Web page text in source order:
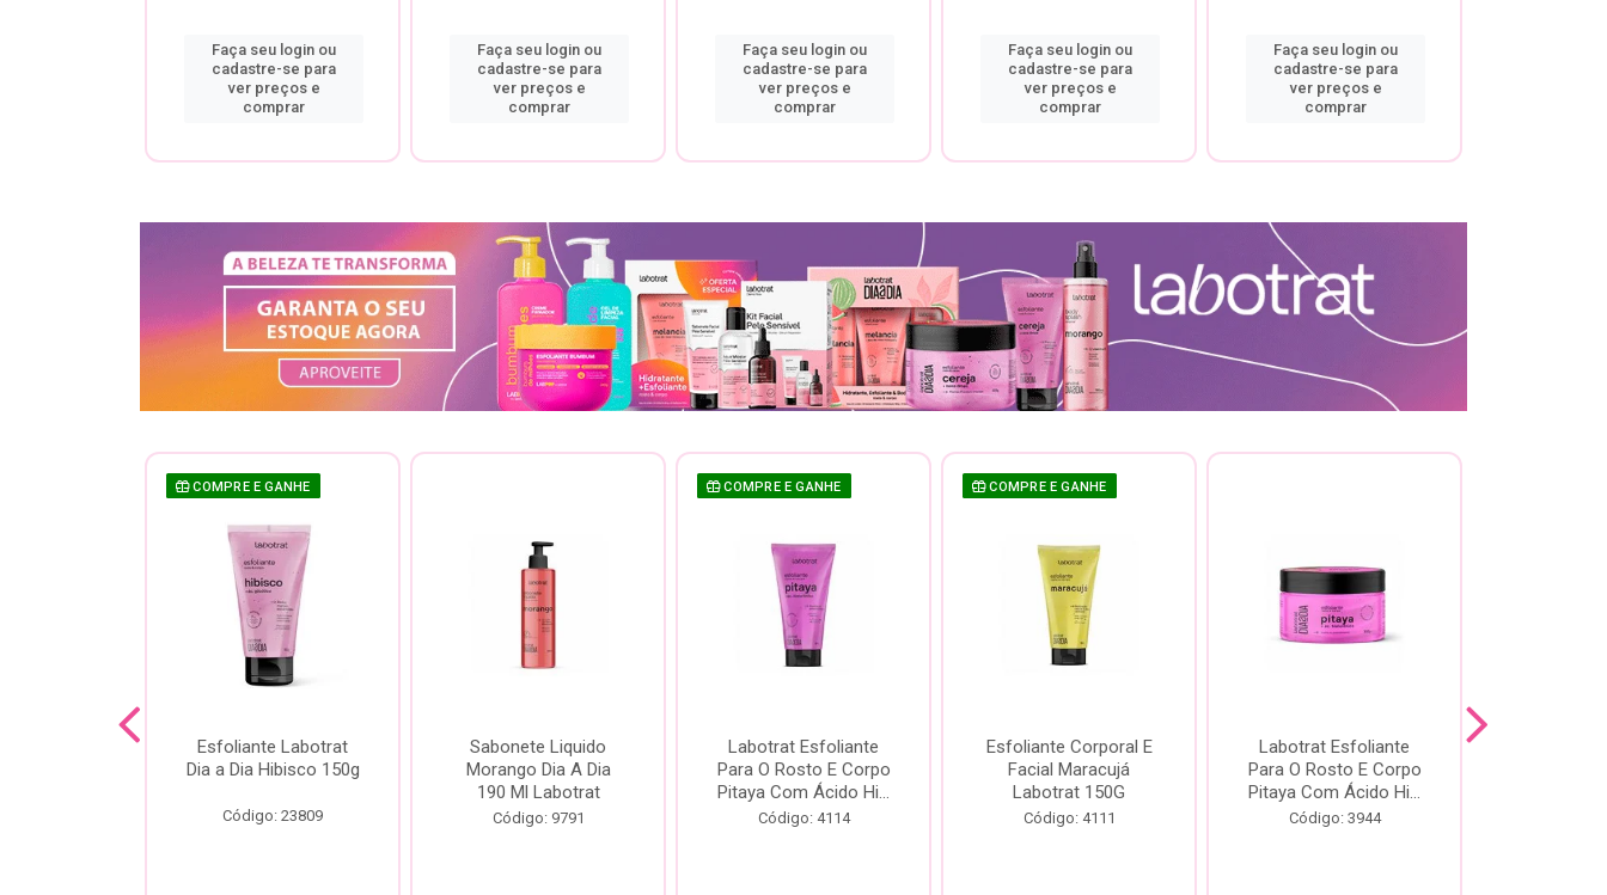
Faça seu login ou
cadastre-se para
ver preços e
comprar
Faça seu login ou
cadastre-se para
ver preços e
comprar
Faça seu login ou
cadastre-se para
ver preços e
comprar
Faça seu login ou
cadastre-se para
ver preços e
comprar
Faça seu login ou
cadastre-se para
ver preços e
comprar
COMPRE E GANHE
Esfoliante Labotrat
Dia a Dia Hibisco 150g
Código: 23809
Sabonete Liquido
Morango Dia A Dia
190 Ml Labotrat
Código: 9791
COMPRE E GANHE
Labotrat Esfoliante
Para O Rosto E Corpo
Pitaya Com Ácido Hi...
Código: 4114
COMPRE E GANHE
Esfoliante Corporal E
Facial Maracujá
Labotrat 150G
Código: 4111
Labotrat Esfoliante
Para O Rosto E Corpo
Pitaya Com Ácido Hi...
Código: 3944